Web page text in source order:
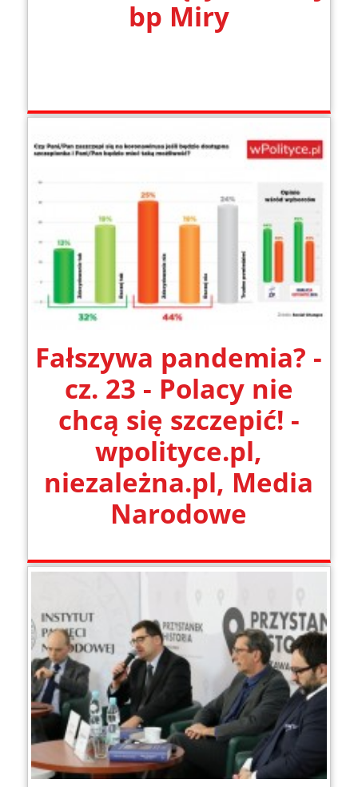
bp Miry
Fałszywa pandemia? -
cz. 23 - Polacy nie
chcą się szczepić! -
wpolityce.pl,
niezależna.pl, Media
Narodowe